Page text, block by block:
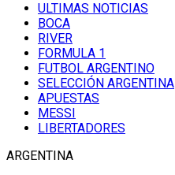
ULTIMAS NOTICIAS
BOCA
RIVER
FORMULA 1
FUTBOL ARGENTINO
SELECCIÓN ARGENTINA
APUESTAS
MESSI
LIBERTADORES
ARGENTINA